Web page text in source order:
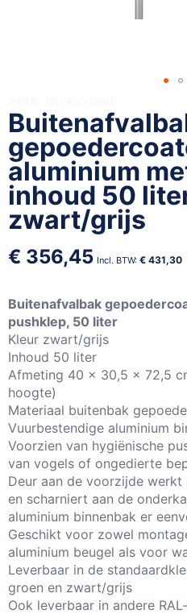
aluminium
inhoud 50
zwart/grijs
€ 356,45 € 431,30
Buitenafvalbak
pushklep, 50 liter
Kleur zwart/grijs
Inhoud 50 liter
Afmeting 40 x 30,5 x 72,5
hoogte)
Materiaal buitenbak
Vuurbestendige aluminium
Voorzien van hygiënische
van vogels of ongedierte
Deur aan de voorzijde
en scharniert aan de
aluminium binnenbak er
Geschikt voor zowel
aluminium beugel als voor
Leverbaar in de
groen en zwart/grijs
Ook leverbaar in andere
naar
het
begin
van
de
afbeeldingen-
gallerij